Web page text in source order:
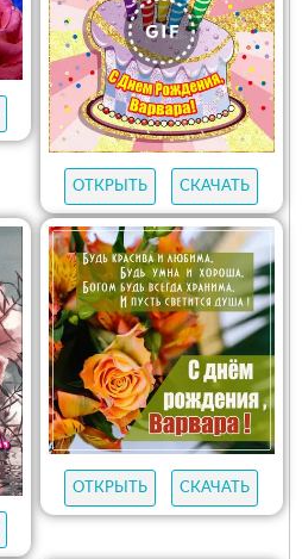
ОТКРЫТЬ СКАЧАТЬ
ОТКРЫТЬ СКАЧАТЬ